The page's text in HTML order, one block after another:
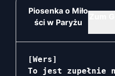
Piosenka o Miło
ści w Paryżu
[Wers]
To jest zupełnie